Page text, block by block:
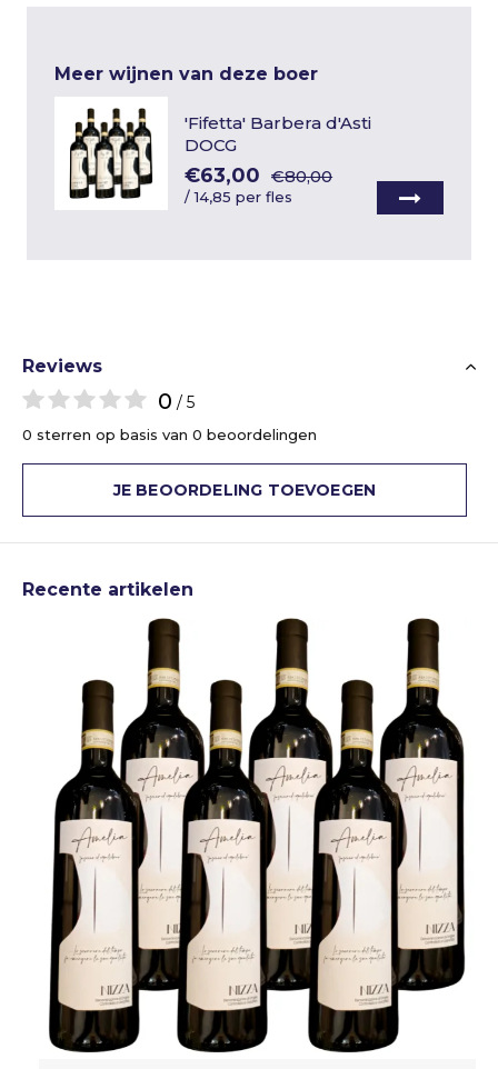
Meer wijnen van deze boer
'Fifetta' Barbera d'Asti
DOCG
€63,00 €80,00
/14,85 per fles
Reviews
0 / 5
0 sterren op basis van 0 beoordelingen
JE BEOORDELING TOEVOEGEN
Recente artikelen